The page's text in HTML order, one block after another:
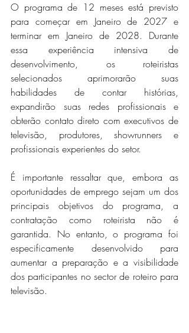
O programa de 12 meses está previsto
para começar em Janeiro de 2027 e
terminar em Janeiro de 2028. Durante
essa experiência intensiva de
desenvolvimento, os roteiristas
selecionados aprimorarão suas
habilidades de contar histórias,
expandirão suas redes profissionais e
obterão contato direto com executivos de
televisão, produtores, showrunners e
profissionais experientes do setor.
É importante ressaltar que, embora as
oportunidades de emprego sejam um dos
principais objetivos do programa, a
contratação como roteirista não é
garantida. No entanto, o programa foi
especificamente desenvolvido para
aumentar a preparação e a visibilidade
dos participantes no sector de roteiro para
televisão.